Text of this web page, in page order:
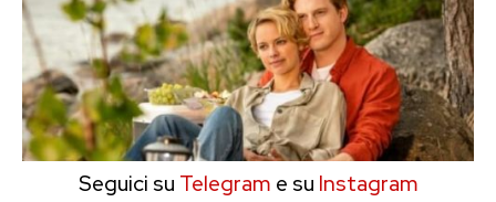
Seguici su Telegram e su Instagram